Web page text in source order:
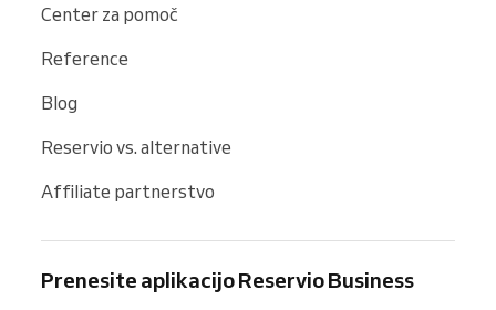
Center za pomoč
Reference
Blog
Reservio vs. alternative
Affiliate partnerstvo
Prenesite aplikacijo Reservio Business